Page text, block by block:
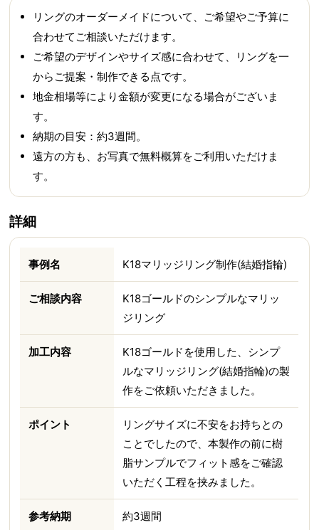
リングのオーダーメイドについて、ご希望やご予算に
合わせてご相談いただけます。
ご希望のデザインやサイズ感に合わせて、リングを一
からご提案・制作できる点です。
地金相場等により金額が変更になる場合がございま
す。
納期の目安：約3週間。
遠方の方も、お写真で無料概算をご利用いただけま
す。
詳細
事例名 K18マリッジリング制作(結婚指輪)
ご相談内容
K18ゴールドのシンプルなマリッ
ジリング
加工内容
K18ゴールドを使用した、シンプ
ルなマリッジリング(結婚指輪)の製
作をご依頼いただきました。
ポイント
リングサイズに不安をお持ちとの
ことでしたので、本製作の前に樹
脂サンプルでフィット感をご確認
いただく工程を挟みました。
参考納期 約3週間